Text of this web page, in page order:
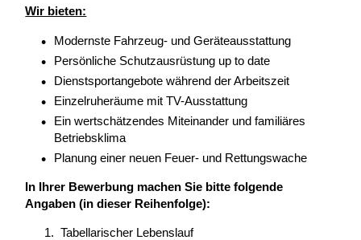
Wir bieten:
Modernste Fahrzeug- und Geräteausstattung
Persönliche Schutzausrüstung up to date
Dienstsportangebote während der Arbeitszeit
Einzelruheräume mit TV-Ausstattung
Ein wertschätzendes Miteinander und familiäres
Betriebsklima
Planung einer neuen Feuer- und Rettungswache
In Ihrer Bewerbung machen Sie bitte folgende
Angaben (in dieser Reihenfolge):
Tabellarischer Lebenslauf